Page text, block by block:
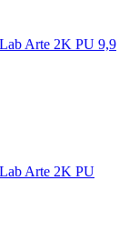
Arte 2K PU 9,9
Arte 2K PU